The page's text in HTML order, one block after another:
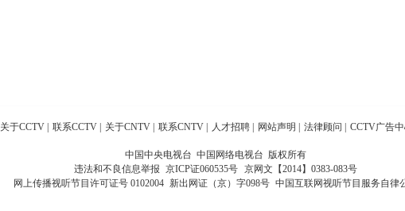
关于CCTV 联系CCTV 关于CNTV 联系CNTV 人才招聘 网站声明 法律顾问 CCTV广告
中国中央电视台 中国网络电视台 版权所有
违法和不良信息举报 京ICP证060535号
京网文【2014】0383-083号
网上传播视听节目许可证号 0102004 新出网证（京）字098号 中国互联网视听节目服务自律